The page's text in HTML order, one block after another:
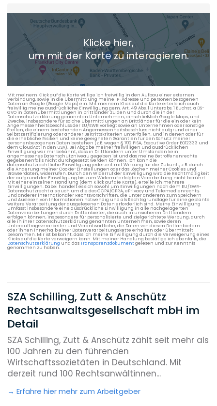
Heimatadresse oder Wunschort
+ Aktuellen Standort hinzufügen
Die berechneten Anreisezeiten basieren auf den
Verkehrsdaten eines typischen Dienstag morgens um 8:30.
Klicke hier,
um mit der Karte zu interagieren.
Mit meinem Klick auf die Karte willige ich freiwillig in den Aufbau einer externen
Verbindung, sowie in die Übermittlung meine IP-Adresse und personenbezogenen
Daten an Google (Google Maps) ein. Mit meinem Klick auf die Karte erteile ich auch
freiwillig meine ausdrückliche Einwilligung gem. Art. 49 Abs. 1 Unterabs. 1 Buchst. a DS-
GVO in Datenübermittlungen in Drittländer zu den und durch die in der
Datenschutzerklärung genannten Unternehmen, einschließlich Google Maps, und
Zwecke, insbesondere für solche Übermittlungen an Drittländer für die ein oder kein
Angemessenheitsbeschluss der EU/EWR vorliegt sowie an Unternehmen oder sonstige
Stellen, die einem bestehenden Angemessenheitsbeschluss nicht aufgrund einer
Selbstzertifizierung oder anderer Beitrittskriterien unterfallen, und in denen oder für
die erhebliche Risiken und keine geeigneten Garantien für den Schutz meiner
personenbezogenen Daten bestehen (z.B. wegen § 702 FISA, Executive Order EO12333 und
dem CloudAct in den USA). Bei Abgabe meiner freiwilligen und ausdrücklichen
Einwilligung war mir bekannt, dass in Drittländern unter Umständen kein
angemessenes Datenschutzniveau gegeben ist und das meine Betroffenenrechte
gegebenenfalls nicht durchgesetzt werden können. Ich kann die
datenschutzrechtliche Einwilligung jederzeit mit Wirkung für die Zukunft, z.B. durch
die Änderung meiner Cookie-Einstellungen oder das Löschen meiner Cookies und
Browserdaten, widerrufen. Durch den Widerruf der Einwilligung wird die Rechtmäßigkeit
der aufgrund der Einwilligung bis zum Widerruf erfolgten Verarbeitung nicht berührt.
Mit einer einzelnen Handlung (dem Klick auf die Karte), erteile ich mehrere
Einwilligungen. Dabei handelt es sich sowohl um Einwilligungen nach dem EU/EWR-
Datenschutzrecht als auch um die des CCPA/CPRA, ePrivacy und Telemedienrechts,
und anderer internationaler Rechtsvorschriften, die unter anderem zum Speichern
und Auslesen von Informationen notwendig und als Rechtsgrundlage für eine geplante
weitere Verarbeitung der ausgelesenen Daten erforderlich sind. Meine Einwilligung
umfasst insbesondere eine ausdrückliche Einwilligung in alle nachgelagerten
Datenverarbeitungen durch Drittanbieter, die auch in unsicheren Drittländern
erfolgen können, insbesondere für personalisierte und zielgerichtete Werbung, durch
alle in ihrer Datenschutzerklärung genannten Unternehmen, sowie deren
Unterauftragsverarbeiter und Verantwortliche, die Daten von diesen Drittanbietern
oder ihnen innerhalb einer Datenverarbeitungskette erhalten oder übermittelt
bekommen. Mir ist bekannt, dass ich meine Einwilligung durch die Verweigerung eines
Klicks auf die Karte verweigern kann. Mit meiner Handlung bestätige ich ebenfalls, die
Datenschutzerklärung und dasTransparenzdokumentgelesen und zur Kenntnis
genommen zu haben.
SZA Schilling, Zutt & Anschütz
Rechtsanwalts­gesellschaft mbH im
Detail
SZA Schilling, Zutt & Anschütz zählt seit mehr als
100 Jahren zu den führenden
Wirtschaftssozietäten in Deutschland. Mit
derzeit rund 100 Rechtsanwältinnen...
Erfahre hier mehr zum Arbeitgeber